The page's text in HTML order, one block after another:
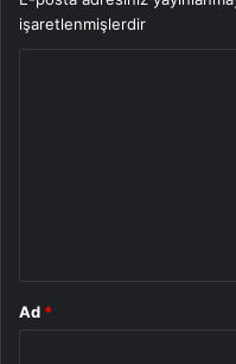
işaretlenmişlerdir
Ad *